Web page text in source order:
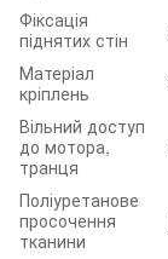
Фіксація
піднятих стін
Матеріал
кріплень
Вільний доступ
до мотора,
транця
Поліуретанове
просочення
тканини